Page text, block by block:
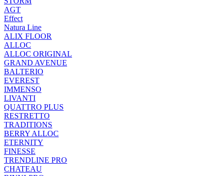
AGT
Effect
Natura Line
ALIX FLOOR
ALLOC
ALLOC ORIGINAL
GRAND AVENUE
BALTERIO
EVEREST
IMMENSO
LIVANTI
QUATTRO PLUS
RESTRETTO
TRADITIONS
BERRY ALLOC
ETERNITY
FINESSE
TRENDLINE PRO
CHATEAU